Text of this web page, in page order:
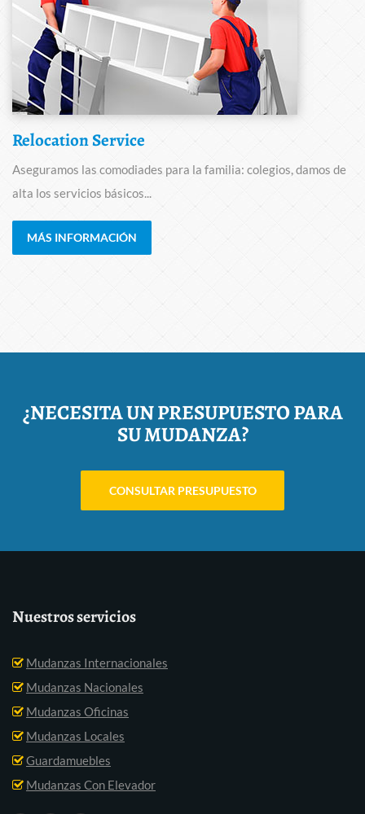
Relocation Service
Aseguramos las comodiades para la familia: colegios, damos de
alta los servicios básicos...
MÁS INFORMACIÓN
¿NECESITA UN PRESUPUESTO PARA
SU MUDANZA?
CONSULTAR PRESUPUESTO
Nuestros servicios
Mudanzas Internacionales
Mudanzas Nacionales
Mudanzas Oficinas
Mudanzas Locales
Guardamuebles
Mudanzas Con Elevador